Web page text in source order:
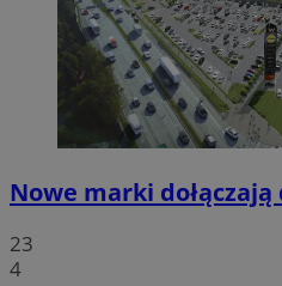
Nowe marki
23
4